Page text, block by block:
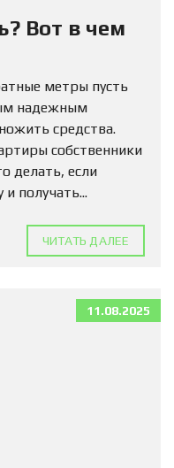
Вот в чем
метры пусть
надежным
средства.
собственники
делать, если
получать...
ЧИТАТЬ ДАЛЕЕ
11.08.2025